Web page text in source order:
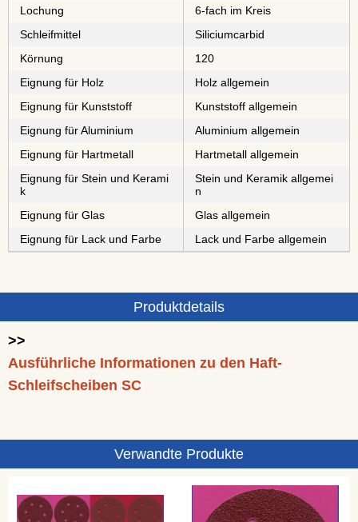
Lochung
6-fach im Kreis
Schleifmittel
⁠⁠⁠⁠⁠⁠⁠⁠Siliciumcarbid
Körnung
120
Eignung für Holz
Holz allgemein
Eignung für Kunststoff
Kunststoff allgemein
Eignung für Aluminium
Aluminium allgemein
Eignung für Hartmetall
Hartmetall allgemein
Eignung für Stein und Kerami
k
Stein und Keramik allgemei
n
Eignung für Glas
Glas allgemein
Eignung für Lack und Farbe
Lack und Farbe allgemein
Produktdetails
>>
Ausführliche Informationen zu den Haft-
Schleifscheiben SC
Verwandte Produkte